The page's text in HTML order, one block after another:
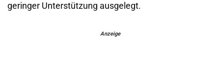
geringer Unterstützung ausgelegt.
Anzeige